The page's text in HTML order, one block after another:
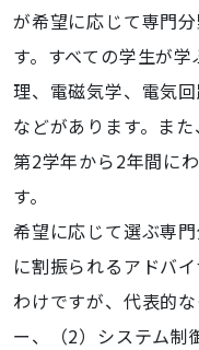
が希望に応じて専門
す。すべての学生が
理、電磁気学、電気
などがあります。ま
第2学年から2年間に
す。
希望に応じて選ぶ専
に割振られるアドバ
わけですが、代表的
ー、（2）システム制